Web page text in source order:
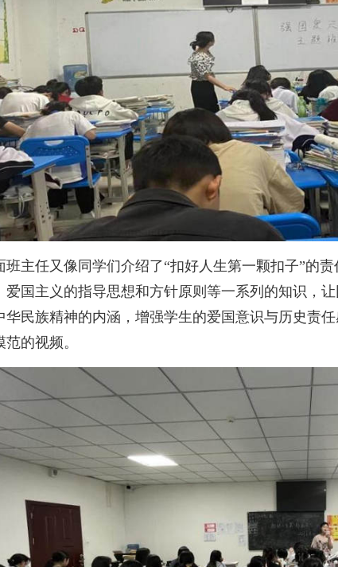
班主任又像同学们介绍了“扣好人生第一颗扣子”的
爱国主义的指导思想和方针原则等一系列的知识，
华民族精神的内涵，增强学生的爱国意识与历史责
范的视频。